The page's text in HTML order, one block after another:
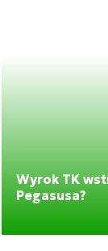
Wyrok TK
Pegasusa?